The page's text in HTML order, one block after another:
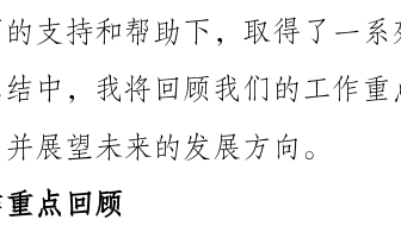
存在的问题，并展望未来的发展方向。
____年，综合办公室紧紧围绕公司整体发展目标，积极适应
新的工作环境和变化，主要聚焦以下几个方面的工作：